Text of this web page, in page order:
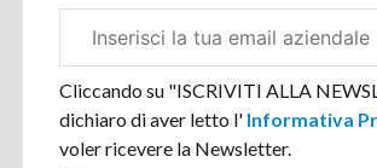
aziendale
Cliccando su "ISCRIVITI ALLA
dichiaro di aver letto l' Informativa
voler ricevere la Newsletter.